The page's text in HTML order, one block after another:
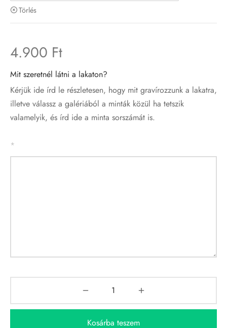
Törlés
4.900 Ft
Mit szeretnél látni a lakaton?
Kérjük ide írd le részletesen, hogy mit gravírozzunk a lakatra,
illetve válassz a galériából a minták közül ha tetszik
valamelyik, és írd ide a minta sorszámát is.
*
Kosárba teszem